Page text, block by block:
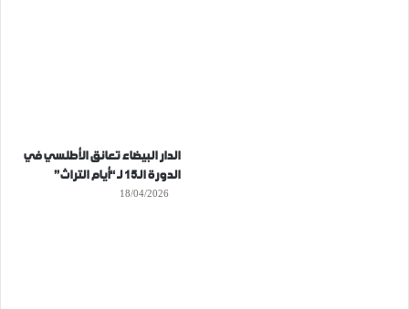
الدار البيضاء تعانق الأطلسي في
الدورة الـ15 لـ “أيام التراث”
18/04/2026